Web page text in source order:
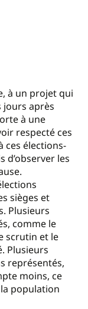
à un projet qui
jours après
à une
respecté ces
ces élections-
d’observer les
sièges et
Plusieurs
comme le
scrutin et le
Plusieurs
représentés,
moins, ce
population